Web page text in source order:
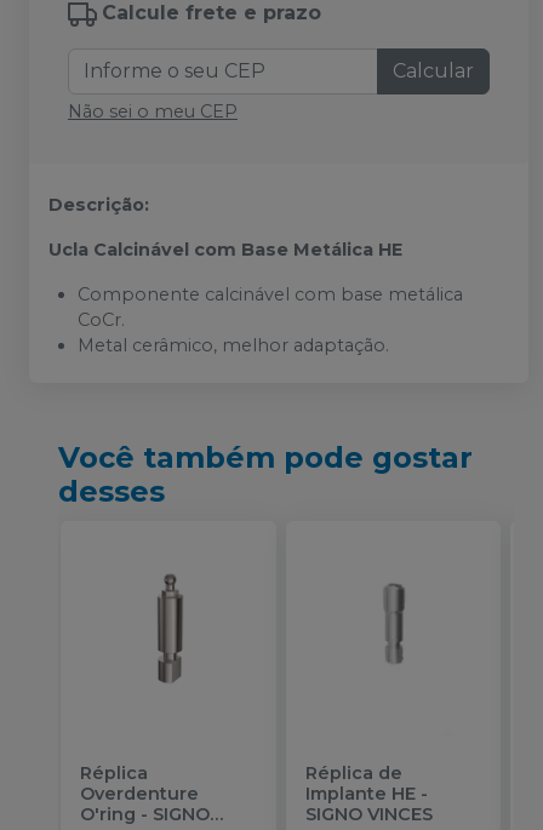
Calcule frete e prazo
Calcular
Não sei o meu CEP
Descrição:
Ucla Calcinável com Base Metálica HE
Componente calcinável com base metálica
CoCr.
Metal cerâmico, melhor adaptação.
Você também pode gostar
desses
Réplica
Overdenture
O'ring - SIGNO
Réplica de
Implante HE-
SIGNO VINCES